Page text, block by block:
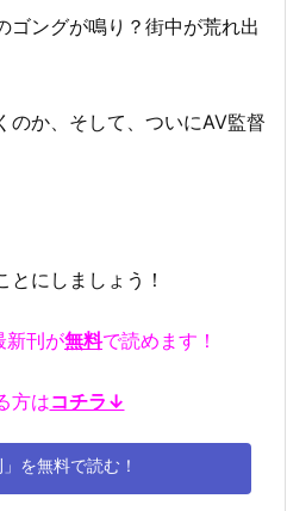
ゴングが鳴り？街中が荒れ出
のか、そして、ついにAV監督
にしましょう！
新刊が無料で読めます！
方はコチラ↓
を無料で読む！